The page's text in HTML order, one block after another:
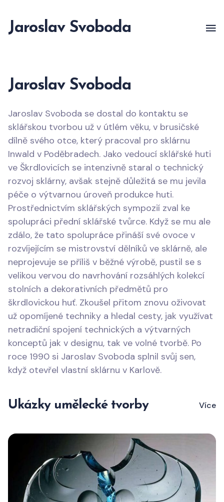
Jaroslav Svoboda
Jaroslav Svoboda
Jaroslav Svoboda se dostal do kontaktu se
sklářskou tvorbou už v útlém věku, v brusičské
dílně svého otce, který pracoval pro sklárnu
Inwald v Poděbradech. Jako vedoucí sklářské huti
ve Škrdlovicích se intenzivně staral o technický
rozvoj sklárny, avšak stejně důležitá se mu jevila
péče o výtvarnou úroveň produkce huti.
Prostřednictvím sklářských sympozií zval ke
spolupráci přední sklářské tvůrce. Když se mu ale
zdálo, že tato spolupráce přináší své ovoce v
rozvíjejícím se mistrovství dělníků ve sklárně, ale
neprojevuje se příliš v běžné výrobě, pustil se s
velikou vervou do navrhování rozsáhlých kolekcí
stolních a dekorativních předmětů pro
škrdlovickou huť. Zkoušel přitom znovu oživovat
už opomíjené techniky a hledal cesty, jak využívat
netradiční spojení technických a výtvarných
konceptů jak v designu, tak ve volné tvorbě. Po
roce 1990 si Jaroslav Svoboda splnil svůj sen,
když otevřel vlastní sklárnu v Karlově.
Ukázky umělecké tvorby Více